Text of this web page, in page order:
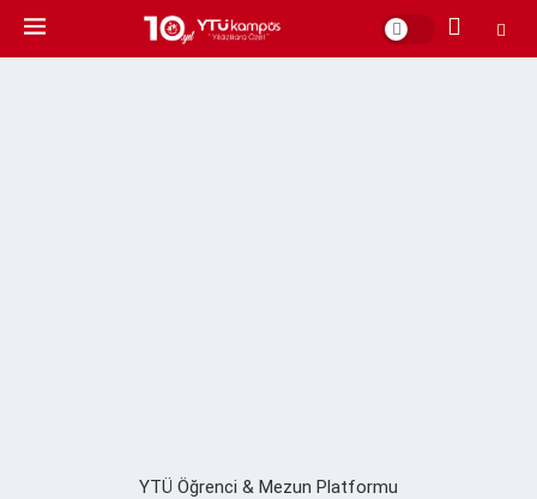
YTÜ Öğrenci & Mezun Platformu